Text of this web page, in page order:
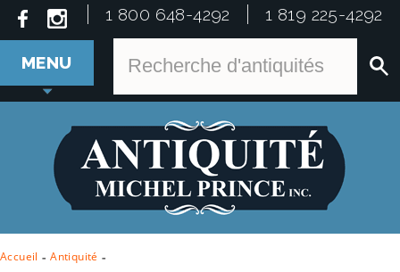
1 800 648-4292 1 819 225-4292
MENU
Accueil - Antiquité -